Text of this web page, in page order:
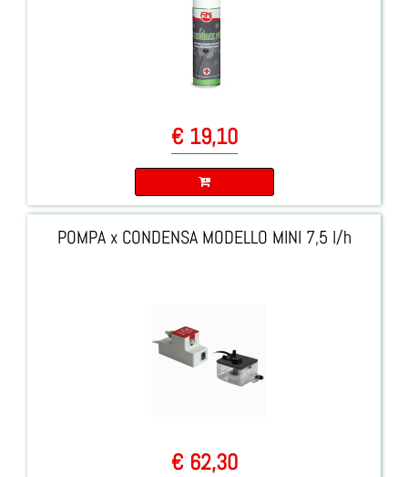
€ 19,10
POMPA x CONDENSA MODELLO MINI 7,5 l/h
€ 62,30